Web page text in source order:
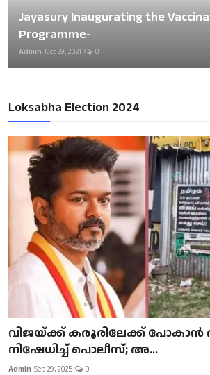
Jayasury Inaugurating the
Programme-
Admin Oct 29, 2021 0
Loksabha Election 2024
വിജയ്ക്ക് കരൂരിലേക്ക്
നിഷേധിച്ച് പൊലീസ്; അ...
Admin Sep 29, 2025 0